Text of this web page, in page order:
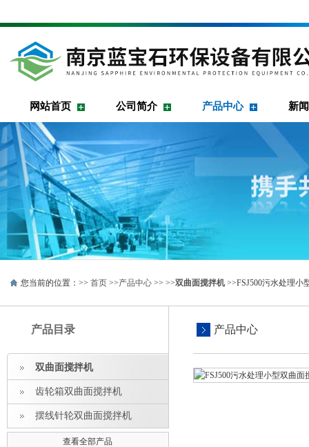
网站首页 公司简介 产品中心 新
您当前的位置：>> 首页 >>产品中心 >> >>双曲面搅拌机>>FSJ500污水处理小
产品目录
双曲面搅拌机
齿轮箱双曲面搅拌机
摆线针轮双曲面搅拌机
查看全部产品
产品中心